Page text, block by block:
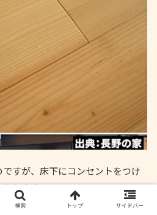
すが、床下にコンセントをつけ
ります。
検索 トップ サイドバー